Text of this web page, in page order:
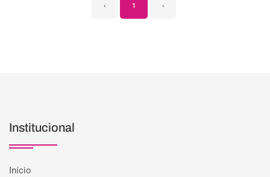
‹ 1 ›
Institucional
Início